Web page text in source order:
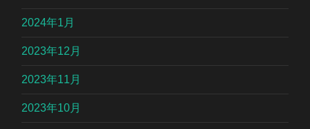
2024年1月
2023年12月
2023年11月
2023年10月